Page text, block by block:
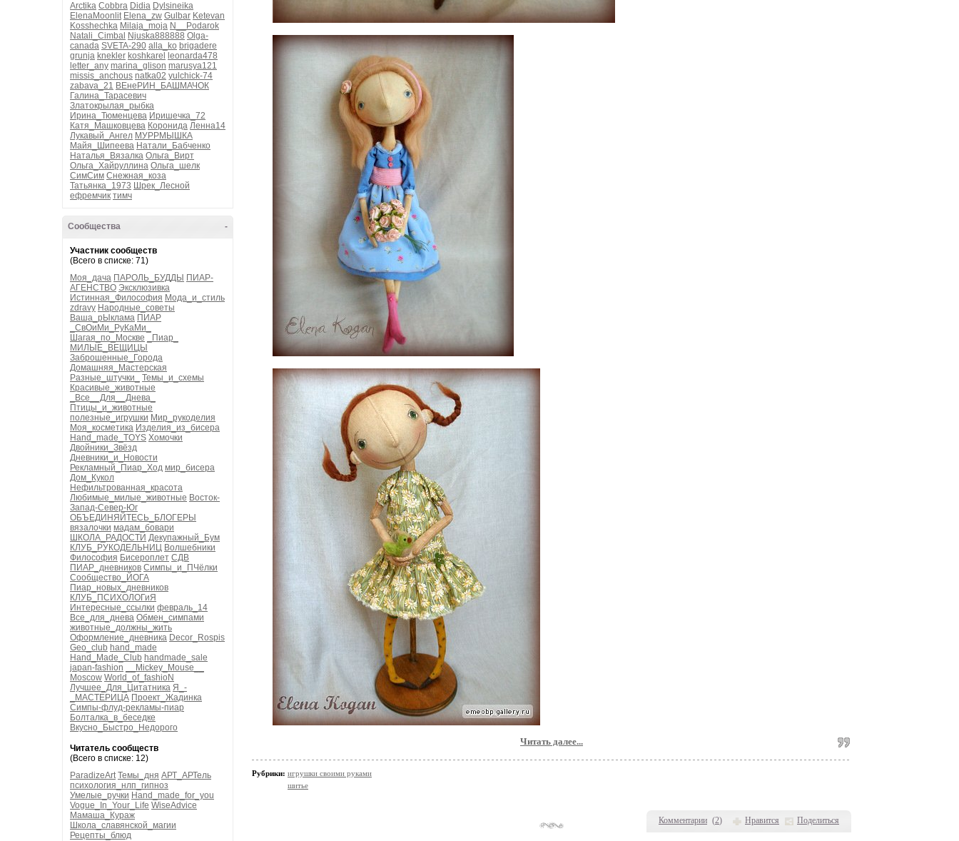
Arctika Cobbra Didia Dylsineika
ElenaMoonlit Elena_zw Gulbar Ketevan
Kosshechka Milaja_moja N__Podarok
Natali_Cimbal Njuska888888 Olga-
canada SVETA-290 alla_ko brigadere
grunja knekler koshkarel
leonarda478
letter_any marina_glison marusya121
missis_anchous natka02 yulchick-74
zabava_21 ВЕнеРИН_БАШМАЧОК
Галина_Тарасевич
Златокрылая_рыбка
Ирина_Тюменцева Иришечка_72
Катя_Машковцева Коронида Ленна14
Лукавый_Ангел МУРРМЫШКА
Майя_Шипеева Натали_Бабченко
Наталья_Вязалка Ольга_Вирт
Ольга_Хайруллина Ольга_шелк
СимСим Снежная_коза
Татьянка_1973 Шрек_Лесной
ефремчик тимч
-
Сообщества
Участник сообществ
(Всего в списке: 71)
Моя_дача ПАРОЛЬ_БУДДЫ ПИАР-
АГЕНСТВО Эксклюзивка
Истинная_Философия Мода_и_стиль
zdravy Народные_советы
Ваша_рЫклама ПИАР
_СвОиМи_РуКаМи_
Шагая_по_Москве
_Пиар_
МИЛЫЕ_ВЕЩИЦЫ
Заброшенные_Города
Домашняя_Мастерская
Разные_штучки_
Темы_и_схемы
Красивые_животные
_Все__Для__Днева_
Птицы_и_животные
полезные_игрушки Мир_рукоделия
Моя_косметика Изделия_из_бисера
Hand_made_TOYS Хомочки
Двойники_Звёзд
Дневники_и_Новости
Рекламный_Пиар_Ход мир_бисера
Дом_Кукол
Нефильтрованная_красота
Любимые_милые_животные Восток-
Запад-Север-Юг
ОБЪЕДИНЯЙТЕСЬ_БЛОГЕРЫ
вязалочки мадам_бовари
ШКОЛА_РАДОСТИ Декупажный_Бум
КЛУБ_РУКОДЕЛЬНИЦ Волшебники
Философия Бисероплет СДВ
ПИАР_дневников Симпы_и_ПЧёлки
Сообщество_ЙОГА
Пиар_новых_дневников
КЛУБ_ПСИХОЛОГиЯ
Интересные_ссылки февраль_14
Все_для_днева Обмен_симпами
животные_должны_жить
Оформление_дневника Decor_Rospis
Geo_club hand_made
Hand_Made_Club handmade_sale
japan-fashion
__Mickey_Mouse__
Moscow World_of_fashioN
Лучшее_Для_Цитатника Я_-
_МАСТЕРИЦА Проект_Жадинка
Симпы-флуд-рекламы-пиар
Болталка_в_беседке
Вкусно_Быстро_Недорого
Читатель сообществ
(Всего в списке: 12)
ParadizeArt Темы_дня АРТ_АРТель
психология_нлп_гипноз
Умелые_ручки Hand_made_for_you
Vogue_In_Your_Life WiseAdvice
Мамаша_Кураж
Школа_славянской_магии
Рецепты_блюд
Комментарии (2) Нравится Поделиться
Читать далее...
Рубрики: игрушки своими руками
шитье